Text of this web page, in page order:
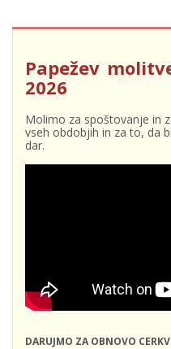
Papežev
2026
Molimo za spoštovanje in
vseh obdobjih in za to, da
dar.
DARUJMO ZA OBNOVO